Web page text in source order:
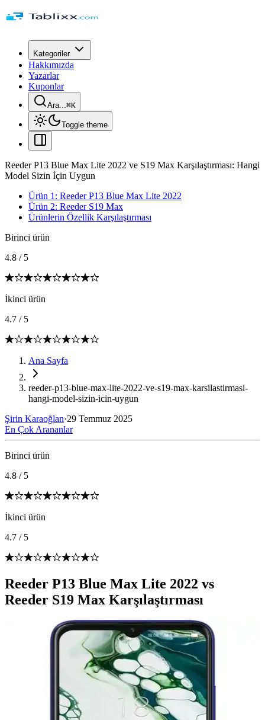
Kategoriler
Hakkımızda
Yazarlar
Kuponlar
Ara...⌘K
Toggle theme
Reeder P13 Blue Max Lite 2022 ve S19 Max Karşılaştırması: Hangi
Model Sizin İçin Uygun
Ürün 1: Reeder P13 Blue Max Lite 2022
Ürün 2: Reeder S19 Max
Ürünlerin Özellik Karşılaştırması
Birinci ürün
4.8 / 5
İkinci ürün
4.7 / 5
Ana Sayfa
reeder-p13-blue-max-lite-2022-ve-s19-max-karsilastirmasi-
hangi-model-sizin-icin-uygun
Şirin Karaoğlan·29 Temmuz 2025
En Çok Arananlar
Birinci ürün
4.8 / 5
İkinci ürün
4.7 / 5
Reeder P13 Blue Max Lite 2022 vs
Reeder S19 Max Karşılaştırması